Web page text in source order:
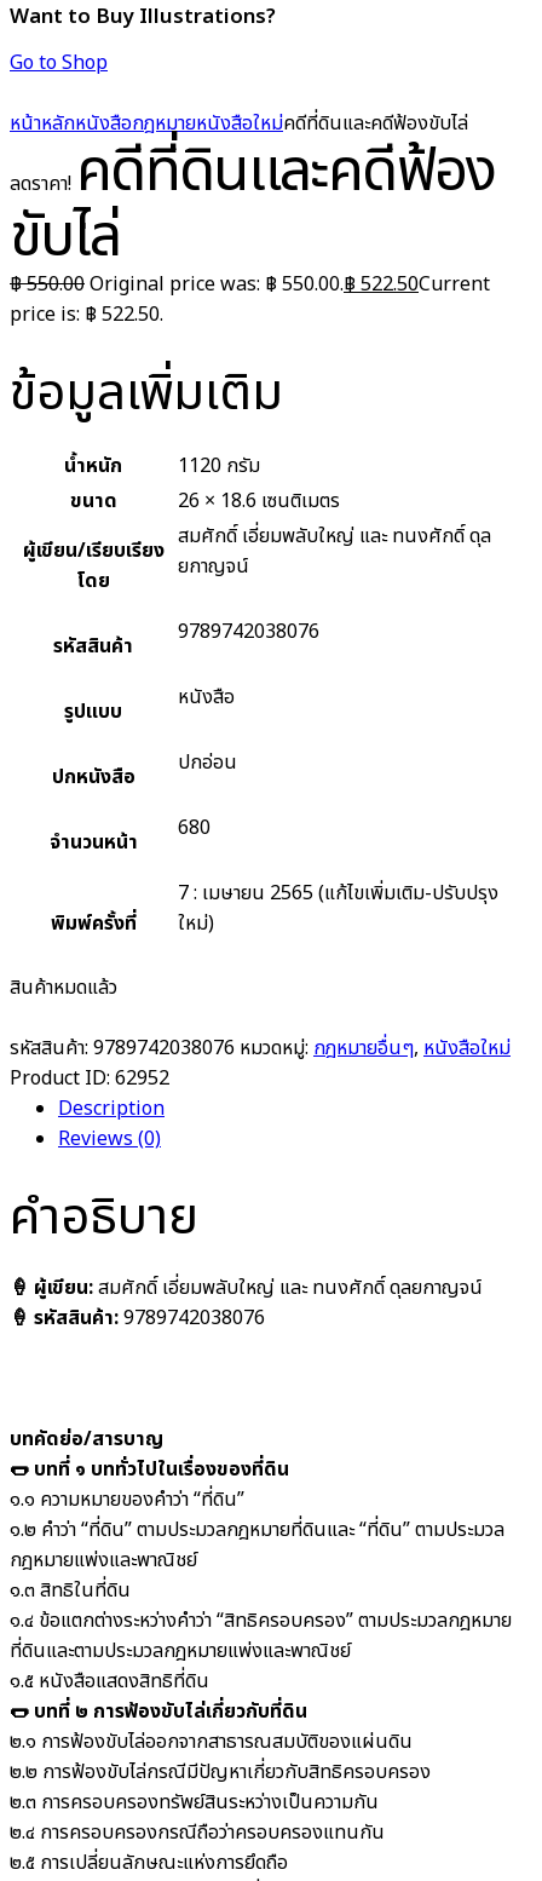
Want to Buy Illustrations?
Go to Shop
หน้าหลักหนังสือกฎหมายหนังสือใหม่คดีที่ดินและคดีฟ้องขับไล่
ลดราคา! คดีที่ดินและคดีฟ้อง
ขับไล่
฿550.00Original price was: ฿ 550.00.฿ 522.50Current
price is: ฿ 522.50.
ข้อมูลเพิ่มเติม
น้ำหนัก
1120 กรัม
ขนาด
26 × 18.6 เซนติเมตร
ผู้เขียน/เรียบเรียง
โดย
สมศักดิ์ เอี่ยมพลับใหญ่ และ ทนงศักดิ์ ดุล
ยกาญจน์
รหัสสินค้า 9789742038076
รูปแบบ หนังสือ
ปกหนังสือ ปกอ่อน
จำนวนหน้า 680
พิมพ์ครั้งที่
7 : เมษายน 2565 (แก้ไขเพิ่มเติม-ปรับปรุง
ใหม่)
สินค้าหมดแล้ว
รหัสสินค้า: 9789742038076 หมวดหมู่: กฎหมายอื่นๆ, หนังสือใหม่
Product ID: 62952
Description
Reviews (0)
คำอธิบาย
🍦 ผู้เขียน:สมศักดิ์ เอี่ยมพลับใหญ่ และ ทนงศักดิ์ ดุลยกาญจน์
🍦 รหัสสินค้า:9789742038076
บทคัดย่อ/สารบาญ
🌭 บทที่ ๑ บททั่วไปในเรื่องของที่ดิน
๑.๑ ความหมายของคำว่า “ที่ดิน”
๑.๒ คำว่า “ที่ดิน” ตามประมวลกฎหมายที่ดินและ “ที่ดิน” ตามประมวล
กฎหมายแพ่งและพาณิชย์
๑.๓ สิทธิในที่ดิน
๑.๔ ข้อแตกต่างระหว่างคำว่า “สิทธิครอบครอง” ตามประมวลกฎหมาย
ที่ดินและตามประมวลกฎหมายแพ่งและพาณิชย์
๑.๕ หนังสือแสดงสิทธิที่ดิน
🌭 บทที่ ๒ การฟ้องขับไล่เกี่ยวกับที่ดิน
๒.๑ การฟ้องขับไล่ออกจากสาธารณสมบัติของแผ่นดิน
๒.๒ การฟ้องขับไล่กรณีมีปัญหาเกี่ยวกับสิทธิครอบครอง
๒.๓ การครอบครองทรัพย์สินระหว่างเป็นความกัน
๒.๔ การครอบครองกรณีถือว่าครอบครองแทนกัน
๒.๕ การเปลี่ยนลักษณะแห่งการยึดถือ